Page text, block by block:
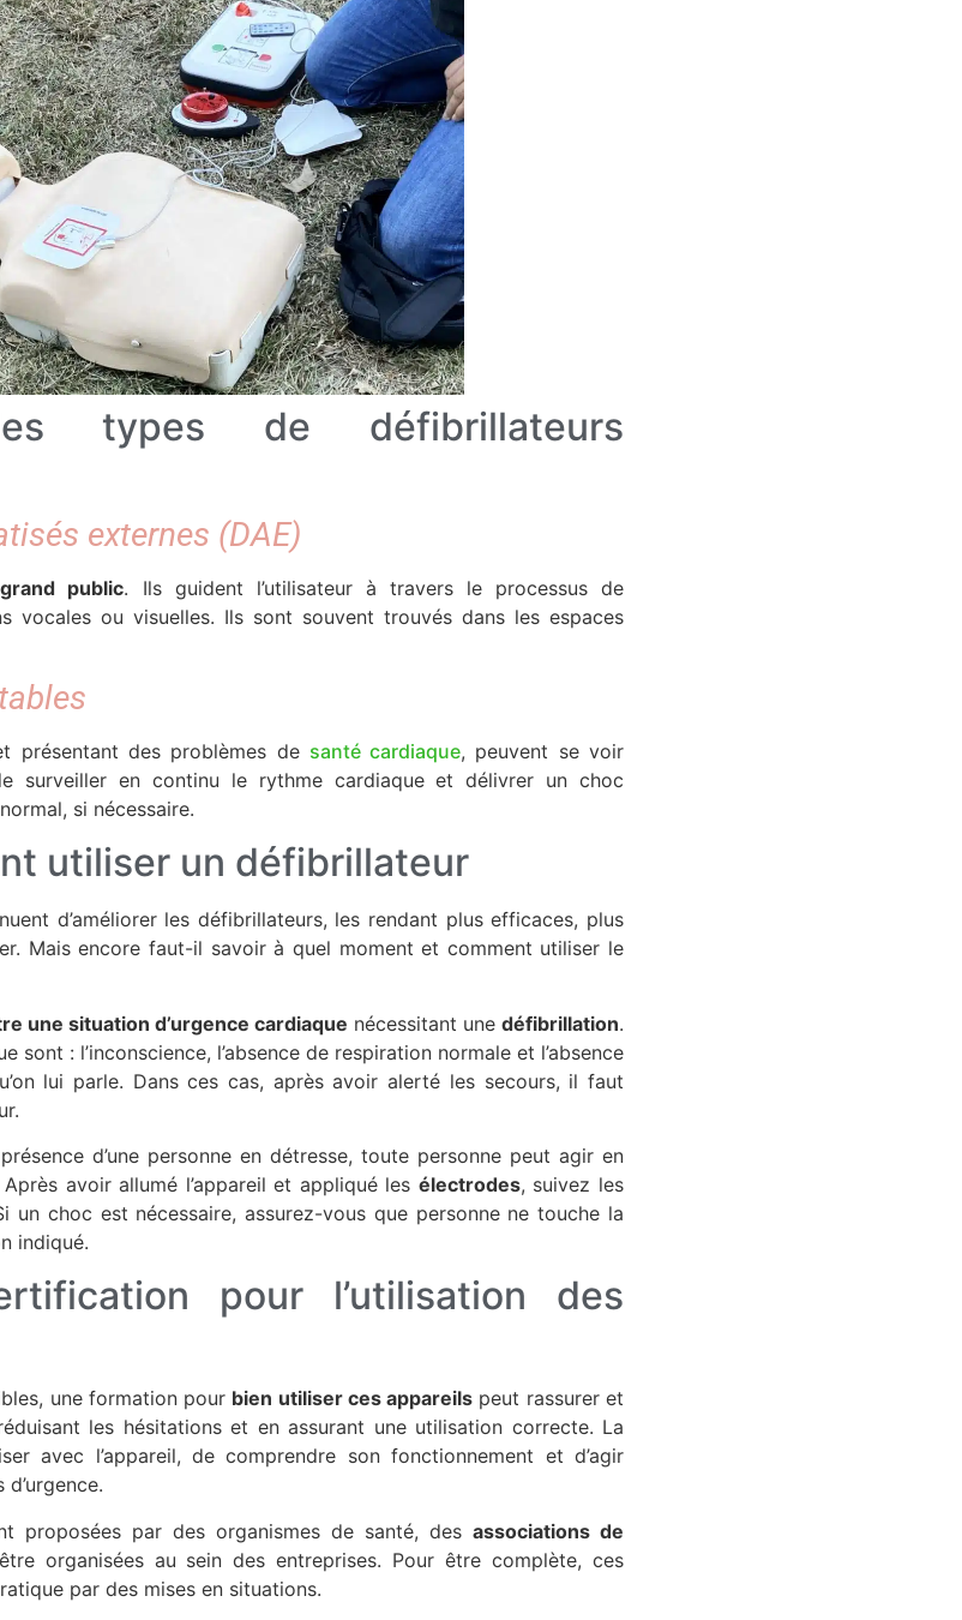
types de défibrillateurs
externes (DAE)
public. Ils guident l’utilisateur à travers le processus de
vocales ou visuelles. Ils sont souvent trouvés dans les espaces
présentant des problèmes de santé cardiaque, peuvent se voir
surveiller en continu le rythme cardiaque et délivrer un choc
si nécessaire.
utiliser un défibrillateur
d’améliorer les défibrillateurs, les rendant plus efficaces, plus
Mais encore faut-il savoir à quel moment et comment utiliser le
une situation d’urgence cardiaque nécessitant une défibrillation.
sont : l’inconscience, l’absence de respiration normale et l’absence
lui parle. Dans ces cas, après avoir alerté les secours, il faut
d’une personne en détresse, toute personne peut agir en
avoir allumé l’appareil et appliqué les électrodes, suivez les
un choc est nécessaire, assurez-vous que personne ne touche la
indiqué.
pour l’utilisation des
une formation pour bien utiliser ces appareils peut rassurer et
les hésitations et en assurant une utilisation correcte. La
avec l’appareil, de comprendre son fonctionnement et d’agir
proposées par des organismes de santé, des associations de
organisées au sein des entreprises. Pour être complète, ces
par des mises en situations.